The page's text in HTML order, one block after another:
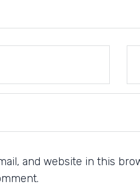
and website in this